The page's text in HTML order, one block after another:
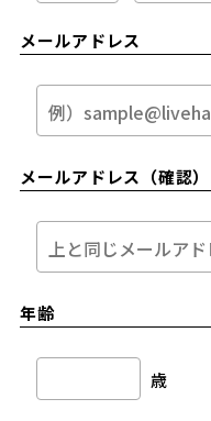
メールアドレス
メールアドレス（確認）
年齢
歳